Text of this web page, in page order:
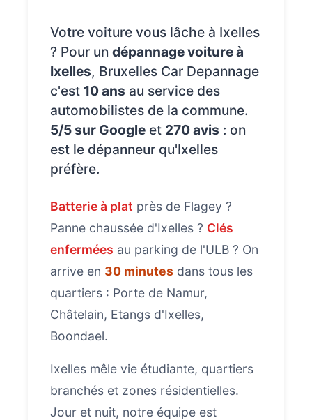
Votre voiture vous lâche à Ixelles
? Pour un dépannage voiture à
Ixelles, Bruxelles Car Depannage
c'est 10 ans au service des
automobilistes de la commune.
5/5 sur Google et 270 avis : on
est le dépanneur qu'Ixelles
préfère.
Batterie à plat près de Flagey ?
Panne chaussée d'Ixelles ? Clés
enfermées au parking de l'ULB ? On
arrive en 30 minutes dans tous les
quartiers : Porte de Namur,
Châtelain, Etangs d'Ixelles,
Boondael.
Ixelles mêle vie étudiante, quartiers
branchés et zones résidentielles.
Jour et nuit, notre équipe est